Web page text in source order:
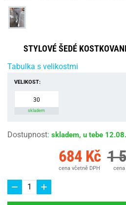
STYLOVÉ ŠEDÉ
Tabulka s velikostmi
VELIKOST:
30
skladem
Dostupnost: skladem, u tebe 12.08.
684 Kč
cena včetně DPH
1